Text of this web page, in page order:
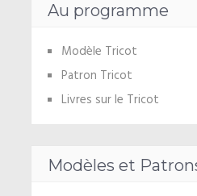
Au programme
Modèle Tricot
Patron Tricot
Livres sur le Tricot
Modèles et